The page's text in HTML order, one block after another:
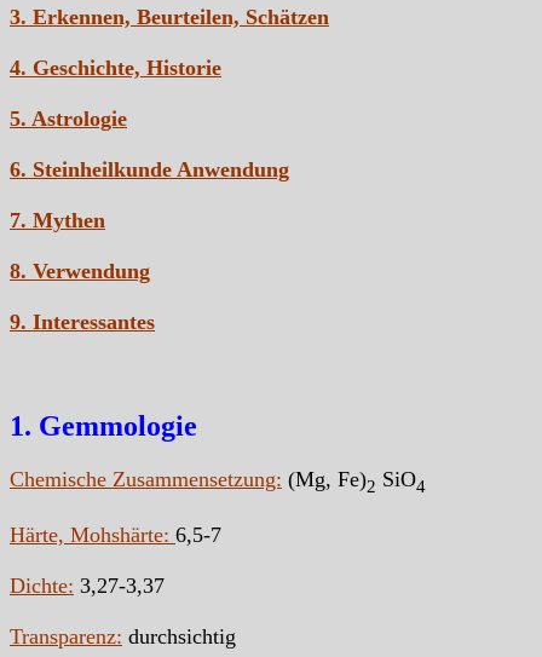
3. Erkennen, Beurteilen, Schätzen
4. Geschichte, Historie
5. Astrologie
6. Steinheilkunde Anwendung
7. Mythen
8. Verwendung
9. Interessantes
1. Gemmologie
Chemische Zusammensetzung: (Mg, Fe)2 SiO4
Härte, Mohshärte: 6,5-7
Dichte: 3,27-3,37
Transparenz: durchsichtig